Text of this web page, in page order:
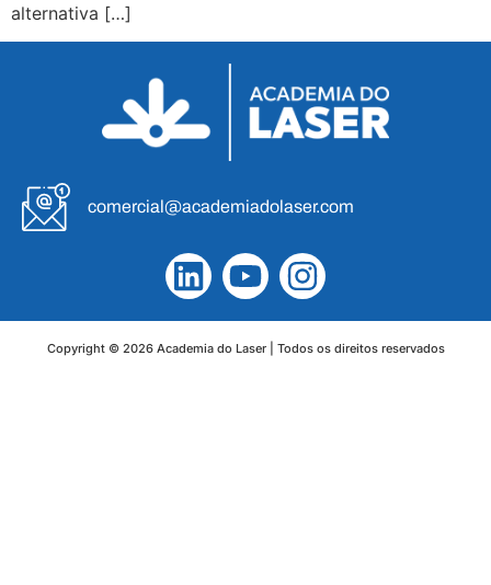
alternativa […]
comercial@academiadolaser.com
Copyright © 2026 Academia do Laser | Todos os direitos reservados